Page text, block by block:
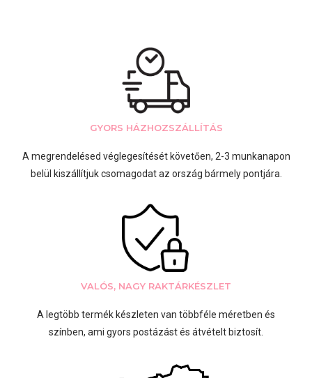
GYORS HÁZHOZSZÁLLÍTÁS
A megrendelésed véglegesítését követően, 2-3 munkanapon
belül kiszállítjuk csomagodat az ország bármely pontjára.
VALÓS, NAGY RAKTÁRKÉSZLET
A legtöbb termék készleten van többféle méretben és
színben, ami gyors postázást és átvételt biztosít.